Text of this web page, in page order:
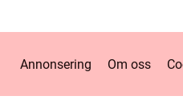
Annonsering Om oss